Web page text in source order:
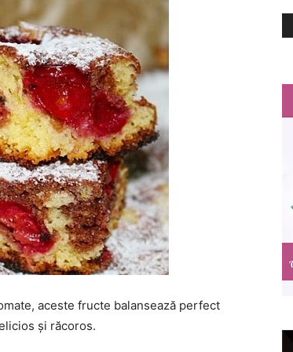
aceste fructe balansează perfect
și răcoros.